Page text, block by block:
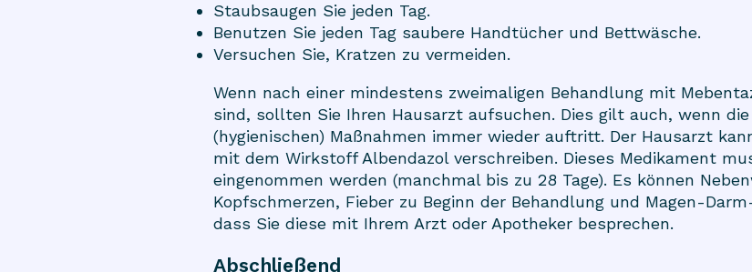
Staubsaugen Sie jeden Tag.
Benutzen Sie jeden Tag saubere Handtücher und Bettwäsche.
Versuchen Sie, Kratzen zu vermeiden.
Wenn nach einer mindestens zweimaligen Behandlung mit
sind, sollten Sie Ihren Hausarzt aufsuchen. Dies gilt auch, wenn
(hygienischen) Maßnahmen immer wieder auftritt. Der Hausarzt
mit dem Wirkstoff Albendazol verschreiben. Dieses Medikament
eingenommen werden (manchmal bis zu 28 Tage). Es können
Kopfschmerzen, Fieber zu Beginn der Behandlung und Magen-
dass Sie diese mit Ihrem Arzt oder Apotheker besprechen.
Abschließend